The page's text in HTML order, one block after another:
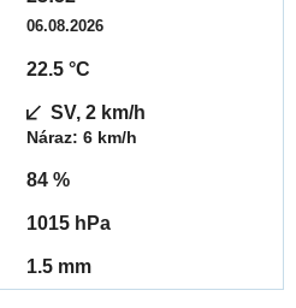
06.08.2026
22.5 °C
SV, 2 km/h
Náraz: 6 km/h
84 %
1015 hPa
1.5 mm